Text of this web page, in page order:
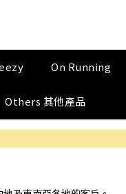
On Running
Others 其他產品